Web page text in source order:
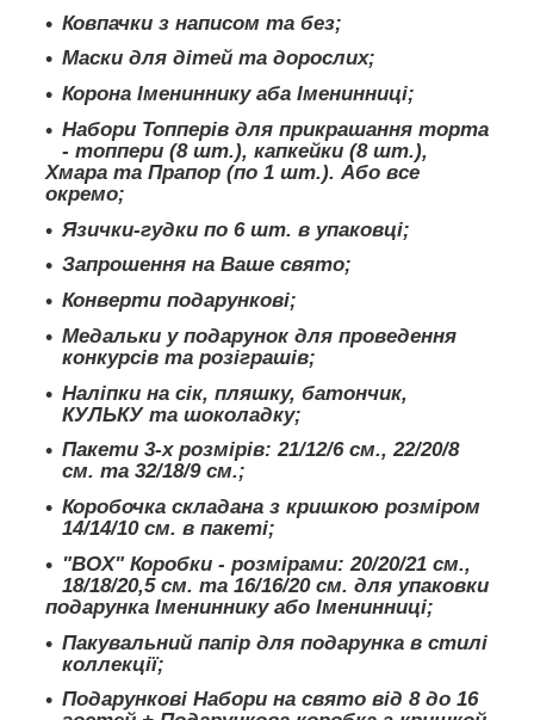
Ковпачки з написом та без;
Маски для дітей та дорослих;
Корона Імениннику аба Іменинниці;
Набори Топперів для прикрашання торта
- топпери (8 шт.), капкейки (8 шт.),
Хмара та Прапор (по 1 шт.). Або все
окремо;
Язички-гудки по 6 шт. в упаковці;
Запрошення на Ваше свято;
Конверти подарункові;
Медальки у подарунок для проведення
конкурсів та розіграшів;
Наліпки на сік, пляшку, батончик,
КУЛЬКУ та шоколадку;
Пакети 3-х розмірів: 21/12/6 см., 22/20/8
см. та 32/18/9 см.;
Коробочка складана з кришкою розміром
14/14/10 см. в пакеті;
"BOX" Коробки - розмірами: 20/20/21 см.,
18/18/20,5 см. та 16/16/20 см. для упаковки
подарунка Імениннику або Іменинниці;
Пакувальний папір для подарунка в стилі
коллекції;
Подарункові Набори на свято від 8 до 16